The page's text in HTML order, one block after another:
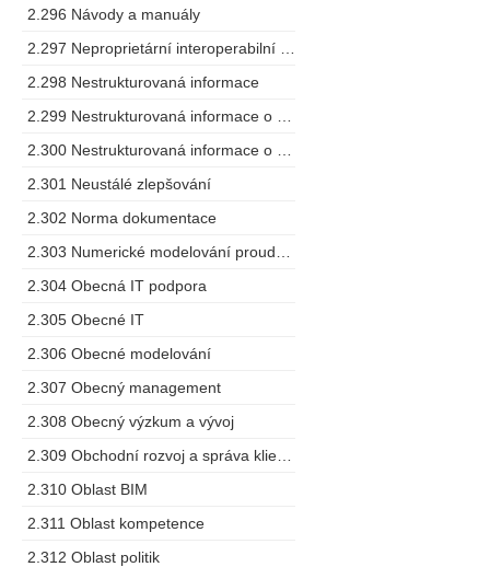
2.296 Návody a manuály
2.298 Nestrukturovaná informace
2.301 Neustálé zlepšování
2.302 Norma dokumentace
2.304 Obecná IT podpora
2.305 Obecné IT
2.306 Obecné modelování
2.307 Obecný management
2.308 Obecný výzkum a vývoj
2.310 Oblast BIM
2.311 Oblast kompetence
2.312 Oblast politik